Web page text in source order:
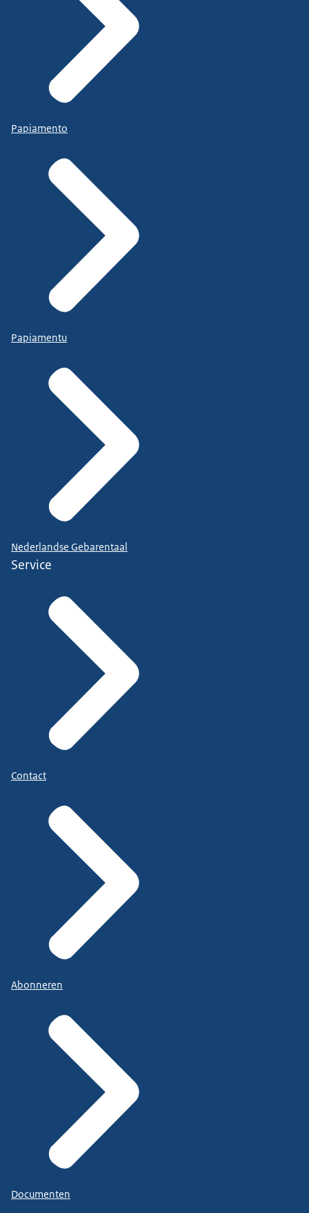
Papiamento
Papiamentu
Nederlandse Gebarentaal
Service
Contact
Abonneren
Documenten